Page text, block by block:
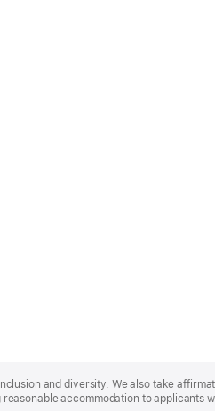
and diversity. We also take
accommodation to applicants